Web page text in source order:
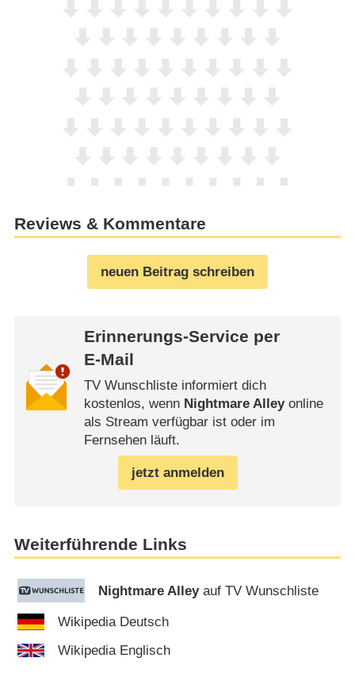
Reviews & Kommentare
neuen Beitrag schreiben
Erinnerungs-Service per
E-Mail
TV Wunschliste informiert dich
kostenlos, wenn Nightmare Alleyonline
als Stream verfügbar ist oder im
Fernsehen läuft.
jetzt anmelden
Weiterführende Links
Nightmare Alleyauf TV Wunschliste
Wikipedia Deutsch
Wikipedia Englisch